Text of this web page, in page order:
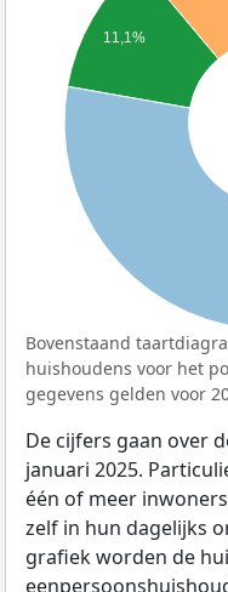
11,1%
Bovenstaand
huishoudens voor het
gegevens gelden voor
De cijfers gaan over
januari 2025.
één of meer
zelf in hun dagelijks
grafiek worden de